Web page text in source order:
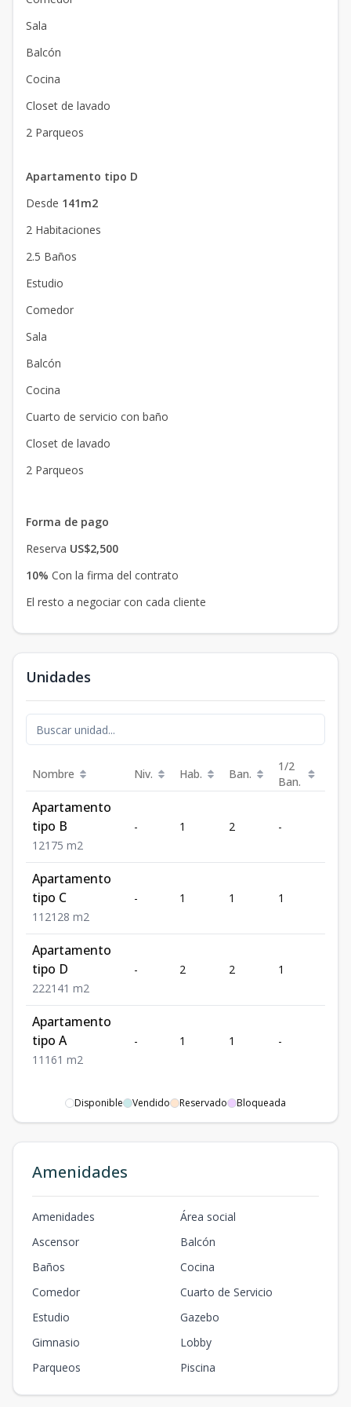
Sala
Balcón
Cocina
Closet de lavado
2 Parqueos
Apartamento tipo D
Desde 141m2
2 Habitaciones
2.5 Baños
Estudio
Comedor
Sala
Balcón
Cocina
Cuarto de servicio con baño
Closet de lavado
2 Parqueos
Forma de pago
Reserva US$2,500
10% Con la firma del contrato
El resto a negociar con cada cliente
Unidades
Nombre Niv. Hab. Ban.
1/2
Ban.
Apartamento
tipo B
1 21 75 m2
- 1 2 -
Apartamento
tipo C
1 1 2128 m2
- 1 1 1
Apartamento
tipo D
222141 m2
- 2 2 1
Apartamento
tipo A
1 1 1 61 m2
- 1 1 -
Disponible Vendido Reservado Bloqueada
Amenidades
Amenidades
Área social
Ascensor
Balcón
Baños
Cocina
Comedor
Cuarto de Servicio
Estudio
Gazebo
Gimnasio
Lobby
Parqueos
Piscina